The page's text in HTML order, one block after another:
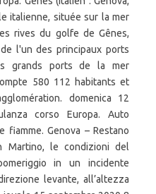
italienne, située sur la mer
rives du golfe de Gênes,
l'un des principaux ports
grands ports de la mer
580 112 habitants et
domenica 12
corso Europa. Auto
Genova – Restano
Martino, le condizioni del
in un incidente
levante, all’altezza